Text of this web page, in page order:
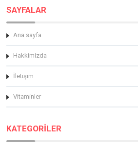
SAYFALAR
Ana sayfa
Hakkimizda
İletişim
Vitaminler
KATEGORİLER